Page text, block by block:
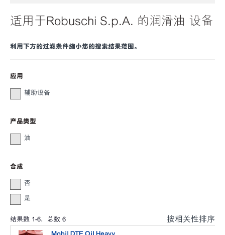
适用于Robuschi S.p.A. 的润滑油 设备
利用下方的过滤条件缩小您的搜索结果范围。
应用
辅助设备
产品类型
油
合成
否
是
结果数 1-6，总数 6 按相关性排序